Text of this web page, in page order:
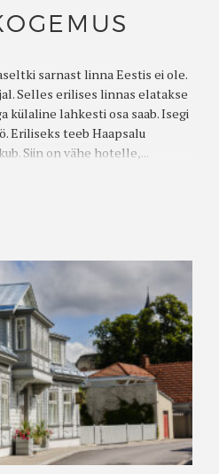
sarnast linna Eestis ei ole.
Selles erilises linnas elatakse
külaline lahkesti osa saab. Isegi
Eriliseks teeb Haapsalu
Siin on vähe hotelle,...